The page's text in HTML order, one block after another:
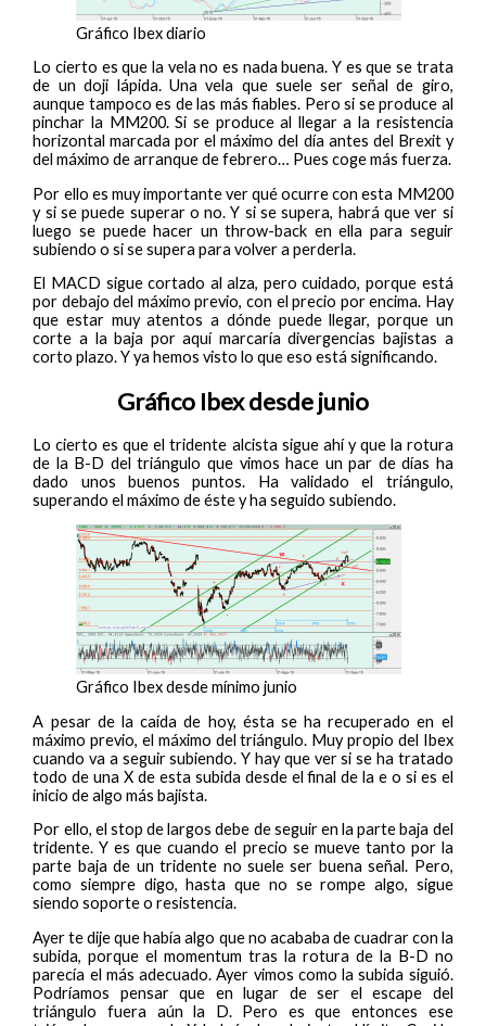
Gráfico Ibex diario
Lo cierto es que la vela no es nada buena. Y es que se trata
de un doji lápida. Una vela que suele ser señal de giro,
aunque tampoco es de las más fiables. Pero si se produce al
pinchar la MM200. Si se produce al llegar a la resistencia
horizontal marcada por el máximo del día antes del Brexit y
del máximo de arranque de febrero… Pues coge más fuerza.
Por ello es muy importante ver qué ocurre con esta MM200
y si se puede superar o no. Y si se supera, habrá que ver si
luego se puede hacer un throw-back en ella para seguir
subiendo o si se supera para volver a perderla.
El MACD sigue cortado al alza, pero cuidado, porque está
por debajo del máximo previo, con el precio por encima. Hay
que estar muy atentos a dónde puede llegar, porque un
corte a la baja por aquí marcaría divergencias bajistas a
corto plazo. Y ya hemos visto lo que eso está significando.
Gráfico Ibex desde junio
Lo cierto es que el tridente alcista sigue ahí y que la rotura
de la B-D del triángulo que vimos hace un par de días ha
dado unos buenos puntos. Ha validado el triángulo,
superando el máximo de éste y ha seguido subiendo.
Gráfico Ibex desde mínimo junio
A pesar de la caída de hoy, ésta se ha recuperado en el
máximo previo, el máximo del triángulo. Muy propio del Ibex
cuando va a seguir subiendo. Y hay que ver si se ha tratado
todo de una X de esta subida desde el final de la e o si es el
inicio de algo más bajista.
Por ello, el stop de largos debe de seguir en la parte baja del
tridente. Y es que cuando el precio se mueve tanto por la
parte baja de un tridente no suele ser buena señal. Pero,
como siempre digo, hasta que no se rompe algo, sigue
siendo soporte o resistencia.
Ayer te dije que había algo que no acababa de cuadrar con la
subida, porque el momentum tras la rotura de la B-D no
parecía el más adecuado. Ayer vimos como la subida siguió.
Podríamos pensar que en lugar de ser el escape del
triángulo fuera aún la D. Pero es que entonces ese